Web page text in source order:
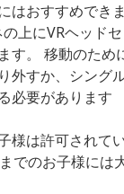
はおすすめでき
上にVRヘッド
す。 移動のため
外すか、シング
必要があります
様は許可されて
でのお子様には